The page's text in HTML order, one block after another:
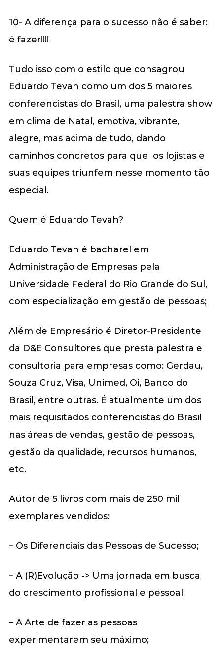
10- A diferença para o sucesso não é saber:
é fazer!!!!
Tudo isso com o estilo que consagrou
Eduardo Tevah como um dos 5 maiores
conferencistas do Brasil, uma palestra show
em clima de Natal, emotiva, vibrante,
alegre, mas acima de tudo, dando
caminhos concretos para que os lojistas e
suas equipes triunfem nesse momento tão
especial.
Quem é Eduardo Tevah?
Eduardo Tevah é bacharel em
Administração de Empresas pela
Universidade Federal do Rio Grande do Sul,
com especialização em gestão de pessoas;
Além de Empresário é Diretor-Presidente
da D&E Consultores que presta palestra e
consultoria para empresas como: Gerdau,
Souza Cruz, Visa, Unimed, Oi, Banco do
Brasil, entre outras. É atualmente um dos
mais requisitados conferencistas do Brasil
nas áreas de vendas, gestão de pessoas,
gestão da qualidade, recursos humanos,
etc.
Autor de 5 livros com mais de 250 mil
exemplares vendidos:
– Os Diferenciais das Pessoas de Sucesso;
– A (R)Evolução -> Uma jornada em busca
do crescimento profissional e pessoal;
– A Arte de fazer as pessoas
experimentarem seu máximo;